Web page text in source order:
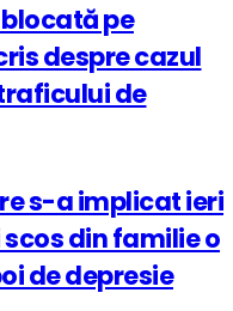
pe
despre cazul
de
s-a implicat ieri
din familie o
de depresie